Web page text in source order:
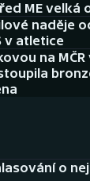
ME velká
naděje
v atletice
na
o